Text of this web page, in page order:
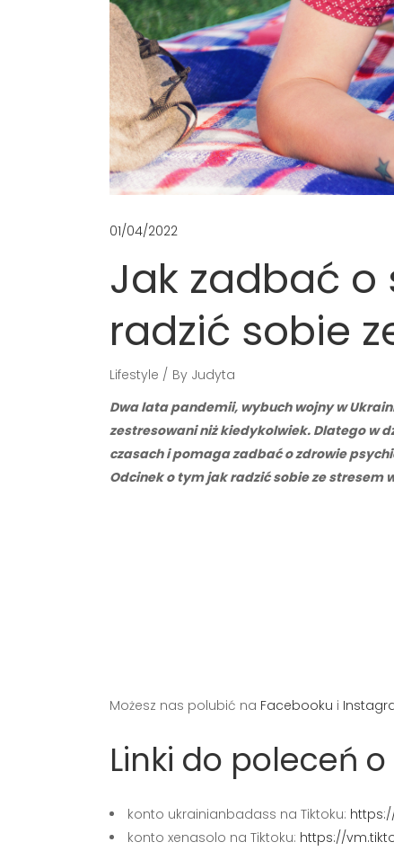
01/04/2022
Jak zadbać o
radzić sobie
Lifestyle By Judyta
Dwa lata pandemii, wybuch wojny w
zestresowani niż kiedykolwiek. Dlatego w
czasach i pomaga zadbać o zdrowie
Odcinek o tym jak radzić sobie ze stresem
Możesz nas polubić na Facebooku i
Linki do poleceń
konto ukrainianbadass na Tiktoku:
konto xenasolo na Tiktoku: https://